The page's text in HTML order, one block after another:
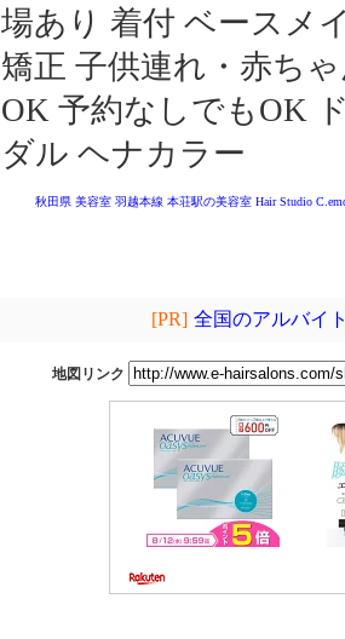
場あり 着付 ベースメ
矯正 子供連れ・赤ち
OK 予約なしでもOK
ダル ヘナカラー
秋田県 美容室 羽越本線 本荘駅の美容室 Hair Studio
[PR] 全国のアルバイ
地図リンク